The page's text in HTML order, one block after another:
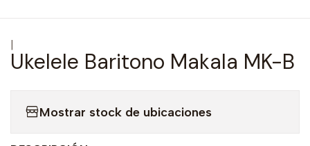
|
Ukelele Baritono Makala MK-B
Mostrar stock de ubicaciones